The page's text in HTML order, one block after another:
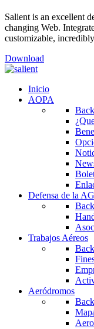
Salient is an excellent
changing Web.
customizable,
Download
Inicio
AOPA
Back
Defensa de la AG
Back
Trabajos Aéreos
Back
Aeródromos
Back